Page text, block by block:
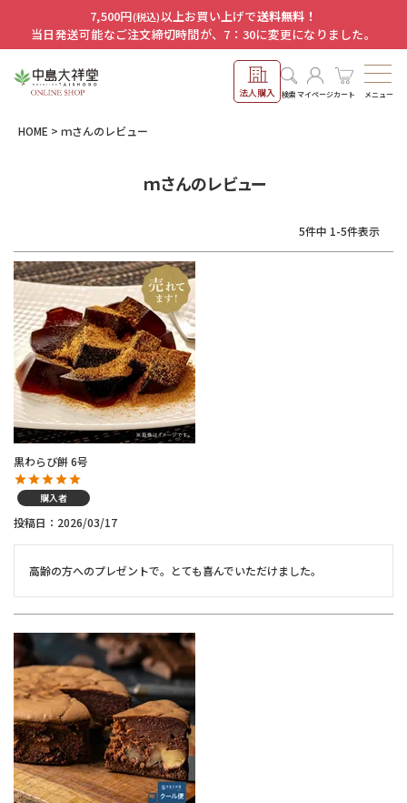
7,500円(税込)以上お買い上げで送料無料！
当日発送可能なご注文締切時間が、7：30に変更になりました。
法人購入 検索マイページカート メニュー
HOME ｍさんのレビュー
ｍさんのレビュー
5件中 1-5件表示
黒わらび餅 6号
購入者
投稿日 2026/03/17
高齢の方へのプレゼントで。とても喜んでいただけました。